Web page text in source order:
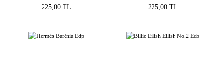
225,00 TL 225,00 TL